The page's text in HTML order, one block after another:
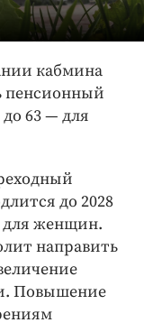
кабмина
пенсионный
63 — для
до 2028
для женщин.
направить
Повышение